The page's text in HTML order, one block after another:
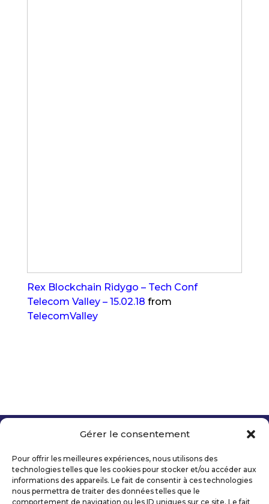
Gérer le consentement
Pour offrir les meilleures expériences, nous utilisons des
technologies telles que les cookies pour stocker et/ou accéder aux
informations des appareils. Le fait de consentir à ces technologies
nous permettra de traiter des données telles que le
comportement de navigation ou les ID uniques sur ce site. Le fait
Rex Blockchain Ridygo – Tech Conf
Telecom Valley – 15.02.18 from
TelecomValley
Mentions légales
Politique de confidentialité
Déclaration d’accessibilité numérique